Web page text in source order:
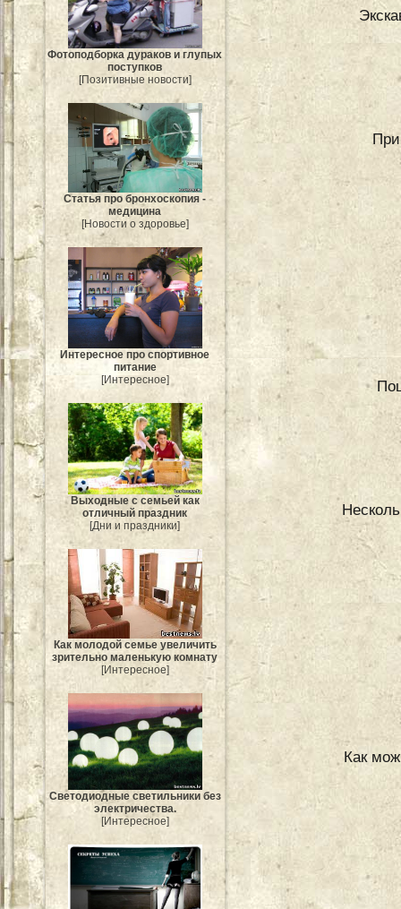
Фотоподборка дураков и глупых
поступков
[Позитивные новости]
Статья про бронхоскопия -
медицина
[Новости о здоровье]
Интересное про спортивное
питание
[Интересное]
Выходные с семьей как
отличный праздник
[Дни и праздники]
Как молодой семье увеличить
зрительно маленькую комнату
[Интересное]
Светодиодные светильники без
электричества.
[Интересное]
Как